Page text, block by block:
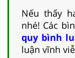
Nếu thấy
nhé! Các
quy bình
luận vĩnh